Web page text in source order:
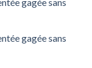
gagée sans
gagée sans